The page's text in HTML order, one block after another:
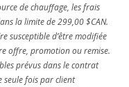
de chauffage, les frais
la limite de 299,00 $CAN.
susceptible d’être modifiée
offre, promotion ou remise.
prévus dans le contrat
seule fois par client